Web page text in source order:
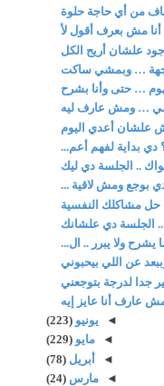
من أي حاجة حلوة
أنا مش بعرف أقول لأ
علشان أريح الكل
… وبمشي ساكت
… حتى وأنا بشرح
… ومش عارف ليه
علشان أعدي اليوم
بداية لفهم أعم...
.. الجلسة دي ليك
بوجع ومش لاقية ...
حل مشاكلك النفسية
.. الجلسة دي علشانك
ولا يبرر .. ال...
عن اللي بيحبوني
جدا لدرجة بتوجعني
عارف أنا عايز إيه
◄ يونيو(223)
◄مايو(229)
◄أبريل(78)
◄مارس(24)